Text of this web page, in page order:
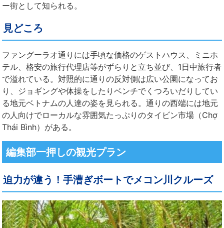
ー街として知られる。
見どころ
ファングーラオ通りには手頃な価格のゲストハウス、ミニホ
テル、格安の旅行代理店等がずらりと立ち並び、1日中旅行者
で溢れている。対照的に通りの反対側は広い公園になってお
り、ジョギングや体操をしたりベンチでくつろいだりしてい
る地元ベトナムの人達の姿を見られる。通りの西端には地元
の人向けでローカルな雰囲気たっぷりのタイビン市場（Chợ
Thái Bình）がある。
編集部一押しの観光プラン
迫力が違う！手漕ぎボートでメコン川クルーズ